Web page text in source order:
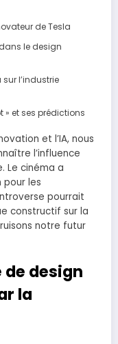
de Tesla
le design
l’industrie
» et ses prédictions
et l’IA, nous
l’influence
Le cinéma a
pour les
pourrait
constructif sur la
notre futur
de design
la